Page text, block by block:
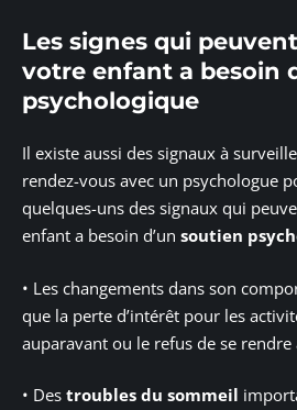
Les signes qui
votre enfant a besoin
psychologique
Il existe aussi des signaux à
rendez-vous avec un psychologue
quelques-uns des signaux qui
enfant a besoin d’un soutien
• Les changements dans son
que la perte d’intérêt pour les
auparavant ou le refus de se rendre
• Des troubles du sommeil